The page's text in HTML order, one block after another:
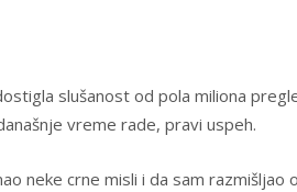
slušanost od pola miliona
vreme rade, pravi uspeh.
neke crne misli i da sam